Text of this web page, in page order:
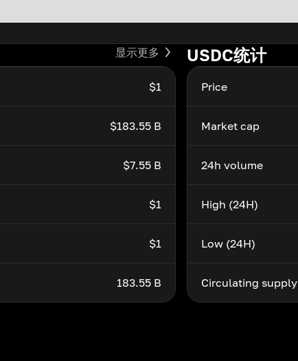
显示更多
$1
$183.55 B
$7.55 B
$1
$1
183.55 B
USDC统计
Price
Market cap
24h volume
High (24H)
Low (24H)
Circulating supply